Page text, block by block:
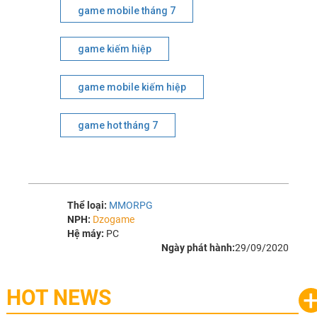
game mobile tháng 7
game kiếm hiệp
game mobile kiếm hiệp
game hot tháng 7
Thể loại: MMORPG
NPH: Dzogame
Hệ máy: PC
Ngày phát hành:29/09/2020
HOT NEWS